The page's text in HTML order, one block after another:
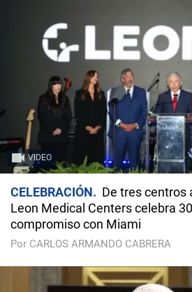
VIDEO
CELEBRACIÓN
De tres centros
Leon Medical Centers celebra
compromiso con Miami
Por CARLOS ARMANDO CABRERA